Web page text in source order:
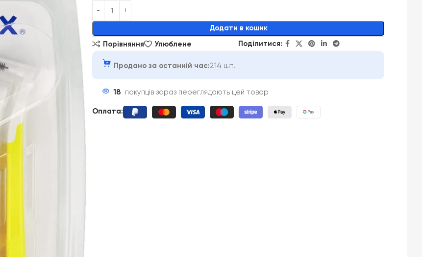
Додати в кошик
Alternative:
Порівняння Улюблене Поділитися:
Продано за останній час:214 шт.
18 покупців зараз переглядають цей товар
Оплата: